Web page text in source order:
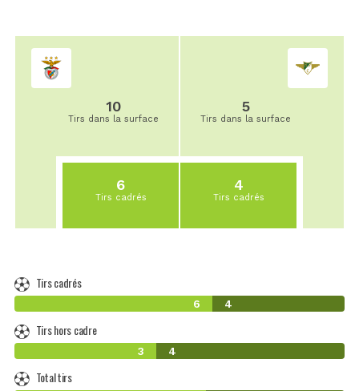
10
Tirs dans la surface
6
Tirs cadrés
5
Tirs dans la surface
4
Tirs cadrés
Tirs cadrés
6 4
Tirs hors cadre
3 4
Total tirs